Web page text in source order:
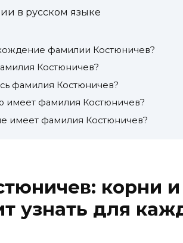
в русском языке
фамилии Костюничев?
Костюничев?
фамилия Костюничев?
имеет фамилия Костюничев?
имеет фамилия Костюничев?
корни и
узнать для